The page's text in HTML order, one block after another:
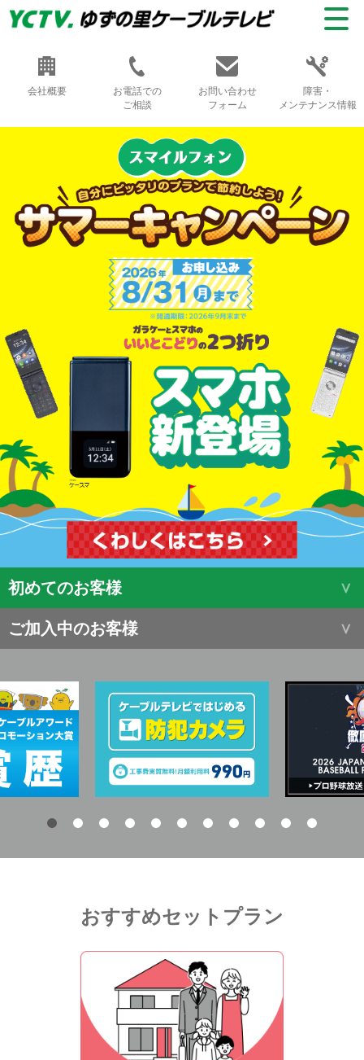
会社概要
お電話での
ご相談
お問い合わせ
フォーム
障害・
メンテナンス情報
初めてのお客様
ご加入中のお客様
おすすめセットプラン